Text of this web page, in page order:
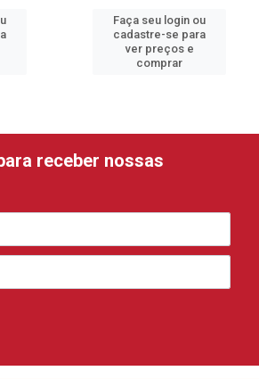
Faça seu login ou
cadastre-se para
ver preços e
comprar
receber nossas